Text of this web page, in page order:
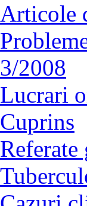
Articole
3/2008
Lucrari
Cuprins
Referate